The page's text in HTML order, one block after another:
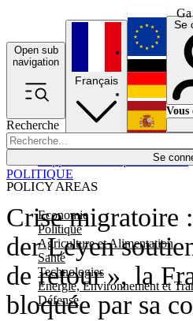
Open sub
navigation
Recherche
Se
POLICY AREAS
Economie
Politique
Agriculture et Alimentation
Santé
Technologies
Energie, Environnement et
Défense
Économie
Français
Se
Vous
Crise migratoire
der Leyen
de retour », la
bloquée par sa
POLITIQUE